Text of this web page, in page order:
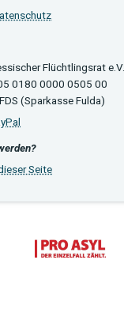
Flüchtlingsrat e.V.
0180 0000 0505 00
(Sparkasse Fulda)
Seite